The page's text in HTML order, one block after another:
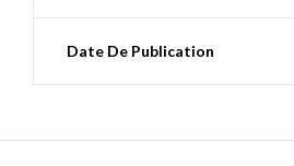
Date De Publication